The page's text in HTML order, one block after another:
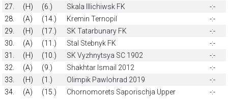
27.
(H) (6.) Skala Illichiwsk FK
-:-
28.
(A) (14.) Kremin Ternopil
-:-
29.
(H) (17.) SK Tatarbunary FK
-:-
30.
(A) (11.) Stal Stebnyk FK
-:-
31.
(H) (10.) SK Vyzhnytsya SC 1902
-:-
32.
(A) (9.) Shakhtar Ismail 2012
-:-
33.
(H) (1.) Olimpik Pawlohrad 2019
-:-
34.
(A) (15.) Chornomorets Saporischja Upper -:-